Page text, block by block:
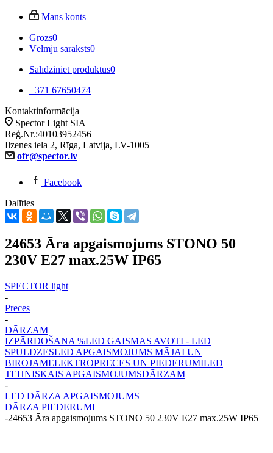
Mans konts
Grozs0
Vēlmju saraksts0
Salīdziniet produktus0
+371 67650474
Kontaktinformācija
Spector Light SIA
Reģ.Nr.:40103952456
Ilzenes iela 2, Rīga, Latvija, LV-1005
ofr@spector.lv
Facebook
Dalīties
24653 Āra apgaismojums STONO 50
230V E27 max.25W IP65
SPECTOR light
-
Preces
-
DĀRZAM
IZPĀRDOŠANA %LED GAISMAS AVOTI - LED
SPULDZESLED APGAISMOJUMS MĀJAI UN
BIROJAMELEKTROPRECES UN PIEDERUMILED
TEHNISKAIS APGAISMOJUMSDĀRZAM
-
LED DĀRZA APGAISMOJUMS
DĀRZA PIEDERUMI
-24653 Āra apgaismojums STONO 50 230V E27 max.25W IP65